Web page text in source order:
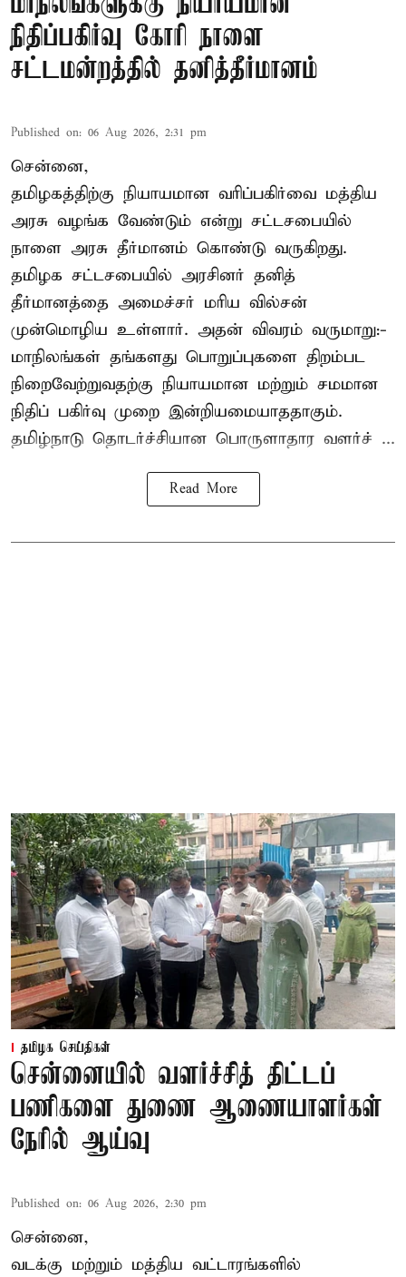
நிதிப்பகிர்வு கோரி நாளை
சட்டமன்றத்தில் தனித்தீர்மானம்
Published on: 06 Aug 2026, 2:31 pm
சென்னை,
தமிழகத்திற்கு நியாயமான வரிப்பகிர்வை மத்திய
அரசு வழங்க வேண்டும் என்று சட்டசபையில்
நாளை அரசு தீர்மானம் கொண்டு வருகிறது.
தமிழக சட்டசபையில் அரசினர் தனித்
தீர்மானத்தை அமைச்சர் மரிய வில்சன்
முன்மொழிய உள்ளார். அதன் விவரம் வருமாறு:-
மாநிலங்கள் தங்களது பொறுப்புகளை திறம்பட
நிறைவேற்றுவதற்கு நியாயமான மற்றும் சமமான
நிதிப் பகிர்வு முறை இன்றியமையாததாகும்.
தமிழ்நாடு தொடர்ச்சியான பொருளாதார வளர்ச் ...
Read More
தமிழக செய்திகள்
சென்னையில் வளர்ச்சித் திட்டப்
பணிகளை துணை ஆணையாளர்கள்
நேரில் ஆய்வு
Published on: 06 Aug 2026, 2:30 pm
சென்னை,
வடக்கு மற்றும் மத்திய வட்டாரங்களில்